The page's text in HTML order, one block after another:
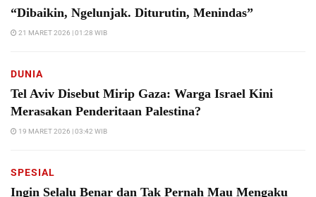
“Dibaikin, Ngelunjak. Diturutin, Menindas”
21 MARET 2026 | 01:28 WIB
DUNIA
Tel Aviv Disebut Mirip Gaza: Warga Israel Kini
Merasakan Penderitaan Palestina?
19 MARET 2026 | 03:42 WIB
SPESIAL
Ingin Selalu Benar dan Tak Pernah Mau Mengaku